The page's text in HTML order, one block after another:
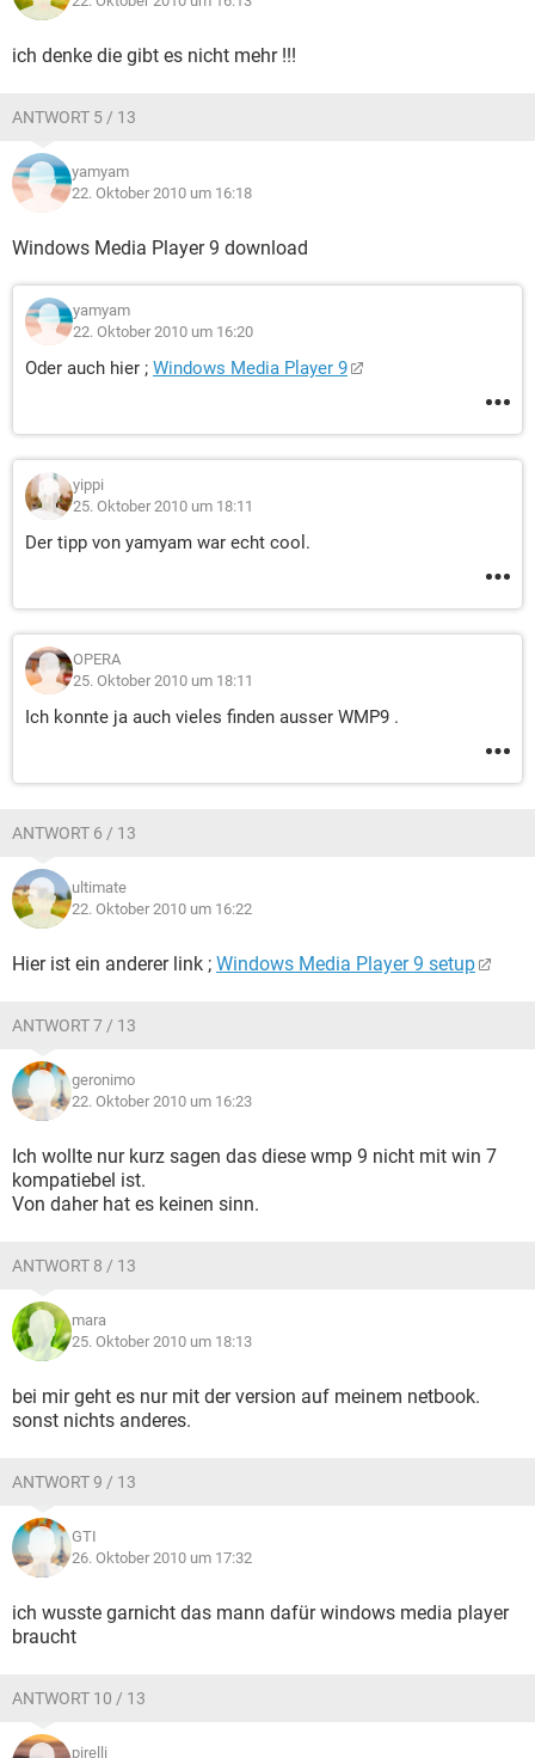
ich denke die gibt es nicht mehr !!!
ANTWORT 5 / 13
yamyam
22. Oktober 2010 um 16:18
Windows Media Player 9 download
yamyam
22. Oktober 2010 um 16:20
Oder auch hier ; Windows Media Player 9
yippi
25. Oktober 2010 um 18:11
Der tipp von yamyam war echt cool.
OPERA
25. Oktober 2010 um 18:11
Ich konnte ja auch vieles finden ausser WMP9 .
ANTWORT 6 / 13
ultimate
22. Oktober 2010 um 16:22
Hier ist ein anderer link ; Windows Media Player 9 setup
ANTWORT 7 / 13
geronimo
22. Oktober 2010 um 16:23
Ich wollte nur kurz sagen das diese wmp 9 nicht mit win 7
kompatiebel ist.
Von daher hat es keinen sinn.
ANTWORT 8 / 13
mara
25. Oktober 2010 um 18:13
bei mir geht es nur mit der version auf meinem netbook.
sonst nichts anderes.
ANTWORT 9 / 13
GTI
26. Oktober 2010 um 17:32
ich wusste garnicht das mann dafür windows media player
braucht
ANTWORT 10 / 13
pirelli